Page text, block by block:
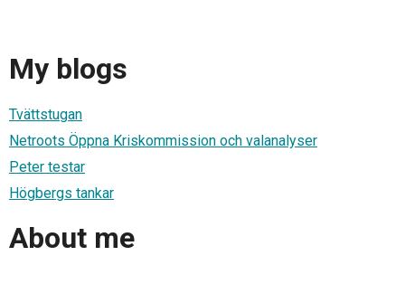
My blogs
Tvättstugan
Netroots Öppna Kriskommission och valanalyser
Peter testar
Högbergs tankar
About me